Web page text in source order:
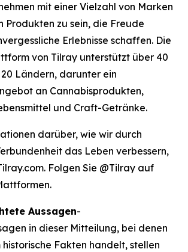
mit einer Vielzahl von Marken
Produkten zu sein, die Freude
Erlebnisse schaffen. Die
von Tilray unterstützt über 40
Ländern, darunter ein
an Cannabisprodukten,
und Craft-Getränke.
darüber, wie wir durch
das Leben verbessern,
Folgen Sie @Tilray auf
Aussagen-
in dieser Mitteilung, bei denen
historische Fakten handelt, stellen